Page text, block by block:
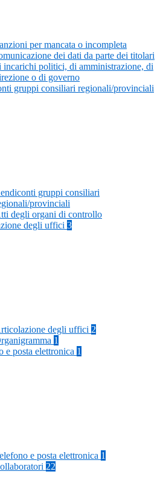
per mancata o incompleta
dei dati da parte dei titolari
incarichi politici, di amministrazione, di
o di governo
gruppi consiliari regionali/provinciali
gruppi consiliari
provinciali
degli organi di controllo
degli uffici 3
degli uffici 2
1
e posta elettronica 1
e posta elettronica 1
22